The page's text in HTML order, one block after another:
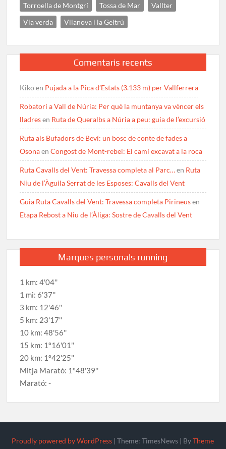
Torroella de Montgrí
Tossa de Mar
Vallter
Via verda
Vilanova i la Geltrú
Comentaris recents
Kikoen Pujada a la Pica d’Estats (3.133 m) per Vallferrera
Robatori a Vall de Núria: Per què la muntanya va vèncer els
lladresen Ruta de Queralbs a Núria a peu: guia de l’excursió
Ruta als Bufadors de Beví: un bosc de conte de fades a
OsonaenCongost de Mont-rebei: El camí excavat a la roca
Ruta Cavalls del Vent: Travessa completa al Parc…en Ruta
Niu de l’Àguila Serrat de les Esposes: Cavalls del Vent
Guia Ruta Cavalls del Vent: Travessa completa Pirineusen
Etapa Rebost a Niu de l’Àliga: Sostre de Cavalls del Vent
Marques personals running
1 km: 4'04''
1 mi: 6'37''
3 km: 12'46''
5 km: 23'17''
10 km: 48'56''
15 km: 1º16'01''
20 km: 1º42'25''
Mitja Marató: 1º48'39''
Marató: -
Proudly powered by WordPress |Theme: TimesNews | ByTheme